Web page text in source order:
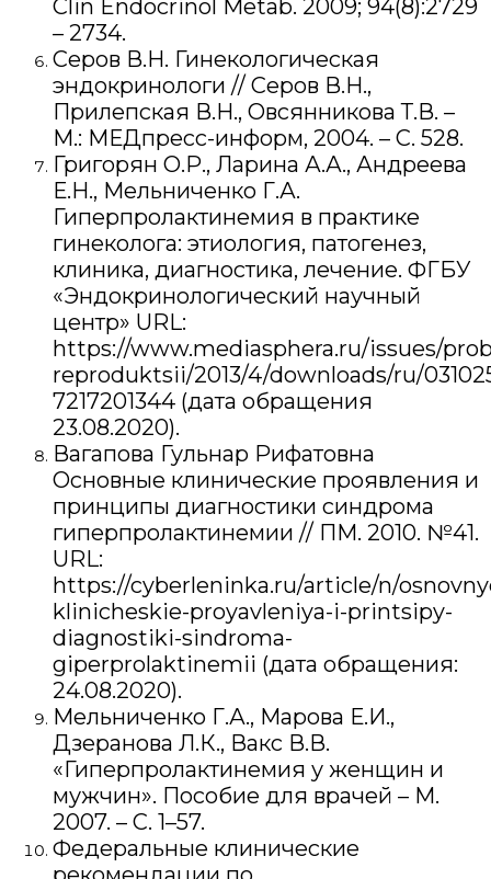
Clin Endocrinol Metab. 2009; 94(8):2729
– 2734.
Серов В.Н. Гинекологическая
эндокринологи // Серов В.Н.,
Прилепская В.Н., Овсянникова Т.В. –
М.: МЕДпресс-информ, 2004. – С. 528.
Григорян О.Р., Ларина А.А., Андреева
Е.Н., Мельниченко Г.А.
Гиперпролактинемия в практике
гинеколога: этиология, патогенез,
клиника, диагностика, лечение. ФГБУ
«Эндокринологический научный
центр» URL:
https://www.mediasphera.ru/issues/
reproduktsii/2013/4/downloads/ru/
7217201344 (дата обращения
23.08.2020).
Вагапова Гульнар Рифатовна
Основные клинические проявления и
принципы диагностики синдрома
гиперпролактинемии // ПМ. 2010. №41.
URL:
https://cyberleninka.ru/article/n/
klinicheskie-proyavleniya-i-printsipy-
diagnostiki-sindroma-
giperprolaktinemii (дата обращения:
24.08.2020).
Мельниченко Г.А., Марова Е.И.,
Дзеранова Л.К., Вакс В.В.
«Гиперпролактинемия у женщин и
мужчин». Пособие для врачей – М.
2007. – С. 1–57.
Федеральные клинические